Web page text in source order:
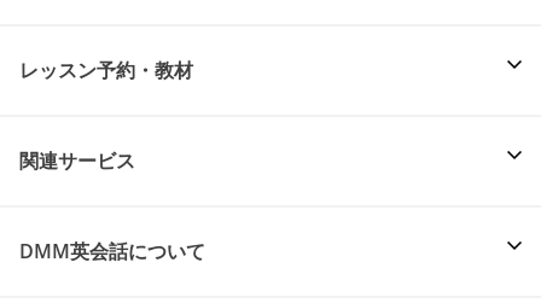
レッスン予約・教材
関連サービス
DMM英会話について